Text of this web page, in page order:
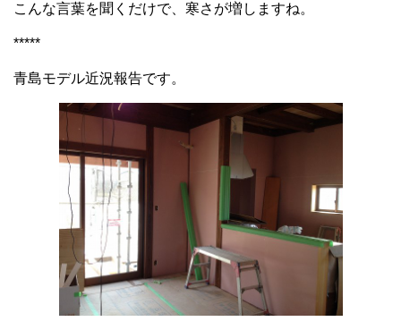
こんな言葉を聞くだけで、寒さが増しますね。
*****
青島モデル近況報告です。